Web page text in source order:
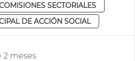
SECTORIALES
DE ACCIÓN SOCIAL
2 meses